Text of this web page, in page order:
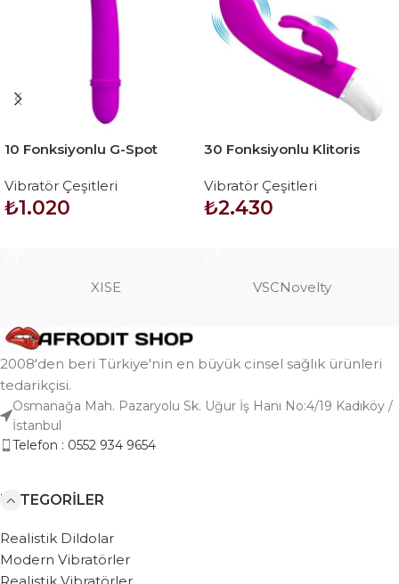
10 Fonksiyonlu G-Spot
Vibratör – Antony
Vibratör Çeşitleri
₺1.020
30 Fonksiyonlu Klitoris
Vibratör – Freda
Vibratör Çeşitleri
₺2.430
XISE VSCNovelty
2008'den beri Türkiye'nin en büyük cinsel sağlık ürünleri
tedarikçisi.
Osmanağa Mah. Pazaryolu Sk. Uğur İş Hanı No:4/19 Kadıköy /
İstanbul
Telefon : 0552 934 9654
KATEGORILER
Realistik Dildolar
Modern Vibratörler